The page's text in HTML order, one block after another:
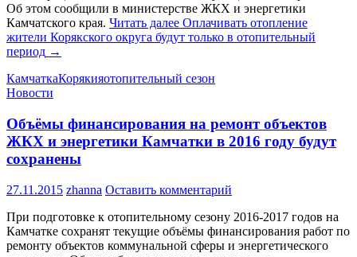
Об этом сообщили в министерстве ЖКХ и энергетики
Камчатского края. Читать далее Оплачивать отопление
жители Корякского округа будут только в отопительный
период →
КамчаткаКорякияотопительный сезон
Новости
Объёмы финансирования на ремонт объектов
ЖКХ и энергетики Камчатки в 2016 году будут
сохранены
27.11.2015 zhanna Оставить комментарий
При подготовке к отопительному сезону 2016-2017 годов на
Камчатке сохранят текущие объёмы финансирования работ по
ремонту объектов коммунальной сферы и энергетического